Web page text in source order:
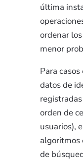
última
ordenar
menor
Para
datos de
orden de
usuarios),
algoritmos
de